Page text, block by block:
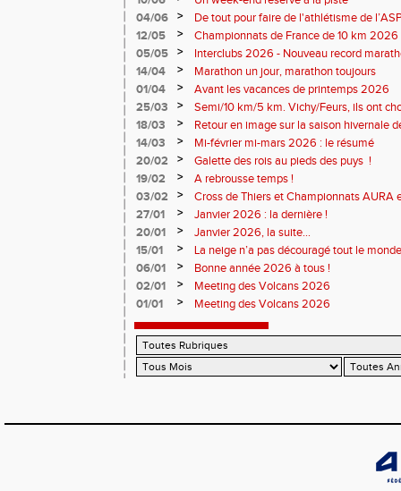
04/06
>
De tout pour faire de l'athlétisme de
monde souriant
12/05 >
Championnats de France de 10 km
Soirées piste
05/05 >
Interclubs 2026 - Nouveau record
résultats
14/04 >
Marathon un jour, marathon toujours
01/04
>
Avant les vacances de printemps 2026
25/03
>
Semi/10 km/5 km. Vichy/Feurs, ils ont
18/03
>
Retour en image sur la saison hivernale
14/03
>
Mi-février mi-mars 2026 : le résumé
20/02
>
Galette des rois au pieds des puys !
19/02
>
A rebrousse temps !
03/02
>
Cross de Thiers et Championnats AURA
27/01
>
Janvier 2026 : la dernière !
20/01
>
Janvier 2026, la suite...
15/01
>
La neige n’a pas découragé tout le
06/01
>
Bonne année 2026 à tous !
02/01
>
Meeting des Volcans 2026
01/01
> Meeting des Volcans 2026